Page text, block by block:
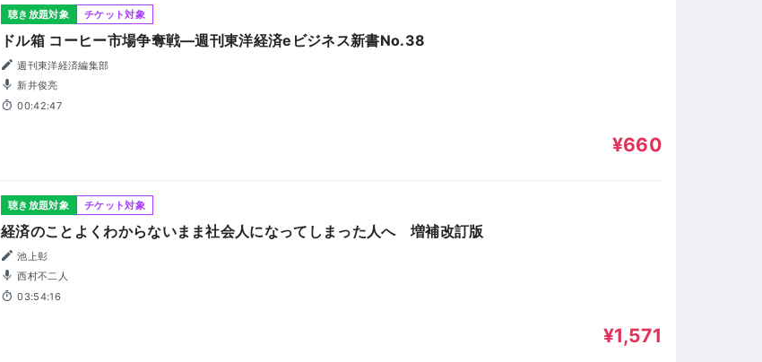
聴き放題対象 チケット対象
ドル箱 コーヒー市場争奪戦―週刊東洋経済eビジネス新書No.38
週刊東洋経済編集部
新井俊亮
00:42:47
¥660
聴き放題対象 チケット対象
経済のことよくわからないまま社会人になってしまった人へ 増補改訂版
池上彰
西村不二人
03:54:16
¥1,571